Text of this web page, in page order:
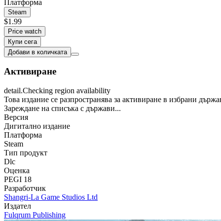
Платформа
Steam
$1.99
Price watch
Купи сега
Добави в количката
Активиране
detail.Checking region availability
Това издание се разпространява за активиране в избрани
Зареждане на списъка с държави...
Версия
Дигитално издание
Платформа
Steam
Тип продукт
Dlc
Оценка
PEGI 18
Разработчик
Shangri-La Game Studios Ltd
Издател
Fulqrum Publishing